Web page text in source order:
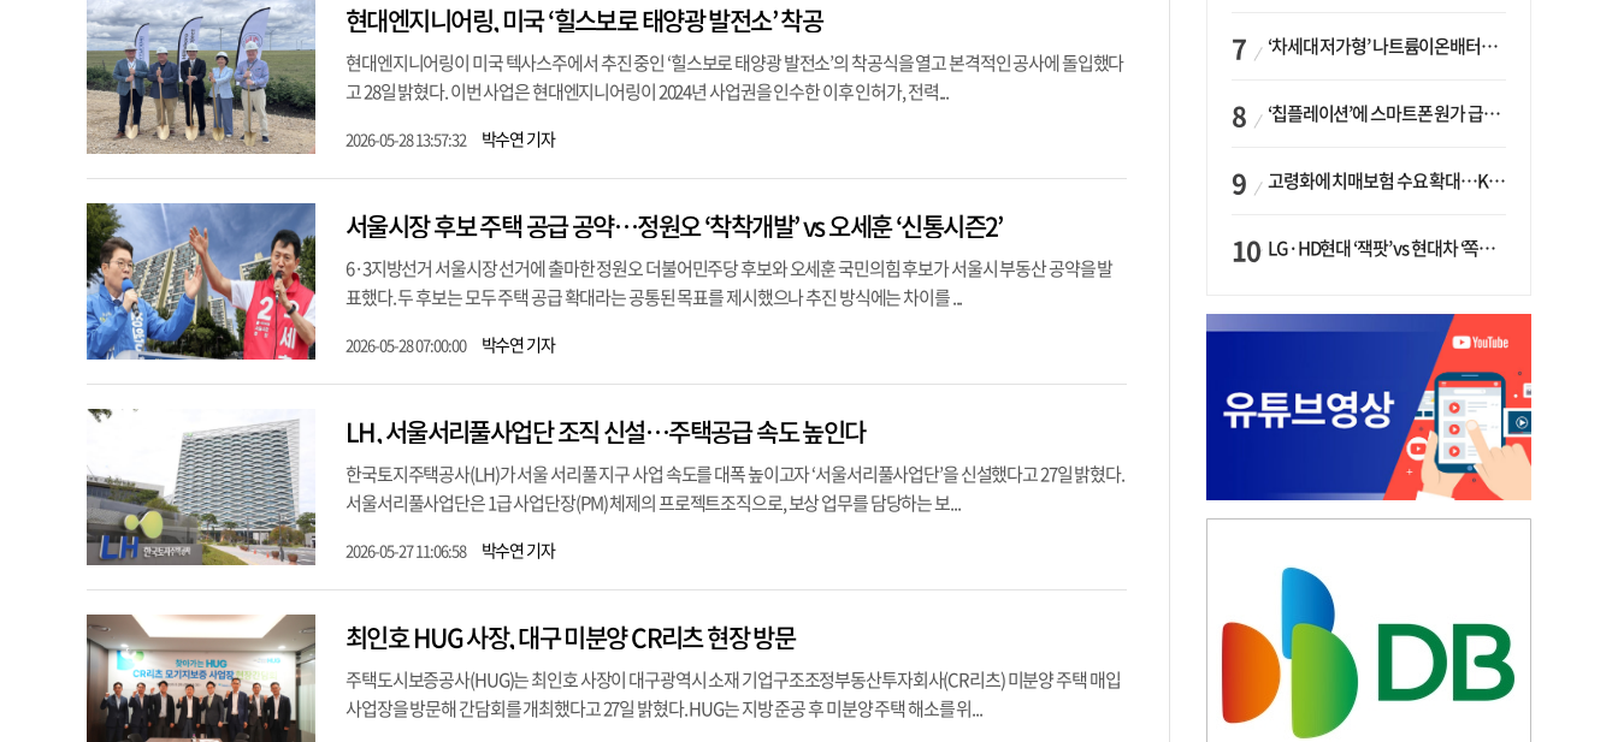
현대엔지니어링, 미국 ‘힐스보로 태양광 발전소’ 착공
현대엔지니어링이 미국 텍사스주에서 추진 중인 ‘힐스보로 태양광 발전소’의 착공식을 열고 본격적인 공사에 돌입했다
고 28일 밝혔다. 이번 사업은 현대엔지니어링이 2024년 사업권을 인수한 이후 인허가, 전력...
2026-05-28 13:57:32 박수연 기자
서울시장 후보 주택 공급 공약…정원오 ‘착착개발’ vs 오세훈 ‘신통시즌2’
6·3지방선거 서울시장 선거에 출마한 정원오 더불어민주당 후보와 오세훈 국민의힘 후보가 서울시 부동산 공약을 발
표했다. 두 후보는 모두 주택 공급 확대라는 공통된 목표를 제시했으나 추진 방식에는 차이를 ...
2026-05-28 07:00:00 박수연 기자
LH, 서울서리풀사업단 조직 신설…주택공급 속도 높인다
한국토지주택공사(LH)가 서울 서리풀 지구 사업 속도를 대폭 높이고자 ‘서울서리풀사업단’을 신설했다고 27일 밝혔다.
서울서리풀사업단은 1급 사업단장(PM) 체제의 프로젝트조직으로, 보상 업무를 담당하는 보...
2026-05-27 11:06:58 박수연 기자
최인호 HUG 사장, 대구 미분양 CR리츠 현장 방문
주택도시보증공사(HUG)는 최인호 사장이 대구광역시 소재 기업구조조정부동산투자회사(CR리츠) 미분양 주택 매입
사업장을 방문해 간담회를 개최했다고 27일 밝혔다. HUG는 지방 준공 후 미분양 주택 해소를 위...
‘차세대 저가형’ 나트륨이온배터리 시대 오나…LG화학·에코프로, 상용화 속도낸다
‘칩플레이션’에 스마트폰 원가 급등…삼성전자, ‘엑시노스’ 채택 확대하나
고령화에 치매보험 수요 확대…KB손보·삼성화재가 ‘시장 주도’
LG·HD현대 ‘잭팟’ vs 현대차 ‘쪽박’…글로벌 사모펀드, 韓 대기업 투자 ‘희비’